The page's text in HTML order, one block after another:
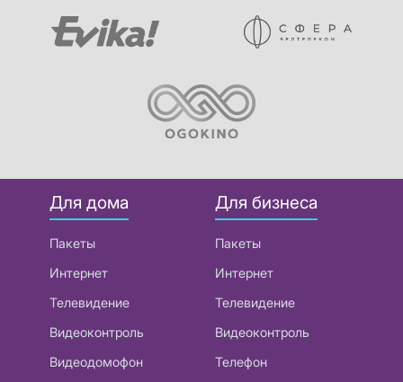
Для дома
Пакеты
Интернет
Телевидение
Видеоконтроль
Видеодомофон
Для бизнеса
Пакеты
Интернет
Телевидение
Видеоконтроль
Телефон